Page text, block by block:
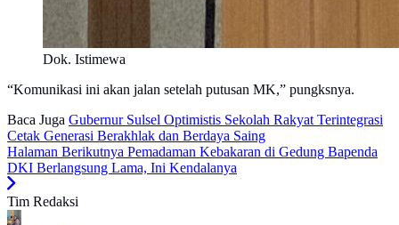
Dok. Istimewa
“Komunikasi ini akan jalan setelah putusan MK,” pungksnya.
Baca Juga Gubernur Sulsel Optimistis Sekolah Rakyat Terintegrasi
Cetak Generasi Berakhlak dan Berdaya Saing
Halaman Berikutnya Pemadaman Kebakaran di Gedung Bapenda
DKI Berlangsung Lama, Ini Kendalanya
Tim Redaksi